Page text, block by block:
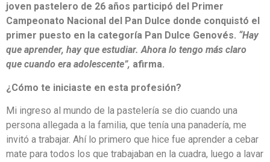
joven pastelero de 26 años participó del Primer
Campeonato Nacional del Pan Dulce donde conquistó el
primer puesto en la categoría Pan Dulce Genovés. “Hay
que aprender, hay que estudiar. Ahora lo tengo más claro
que cuando era adolescente”, afirma.
¿Cómo te iniciaste en esta profesión?
Mi ingreso al mundo de la pastelería se dio cuando una
persona allegada a la familia, que tenía una panadería, me
invitó a trabajar. Ahí lo primero que hice fue aprender a cebar
mate para todos los que trabajaban en la cuadra, luego a lavar